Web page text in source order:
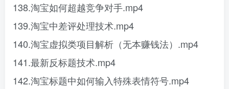
138.淘宝如何超越竞争对手.mp4
139.淘宝中差评处理技术.mp4
140.淘宝虚拟类项目解析（无本赚钱法）.mp4
141.最新反标题技术.mp4
142.淘宝标题中如何输入特殊表情符号.mp4